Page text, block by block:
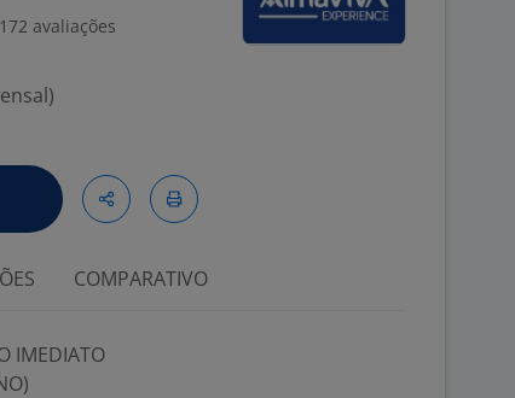
avaliações
COMPARATIVO
IMEDIATO